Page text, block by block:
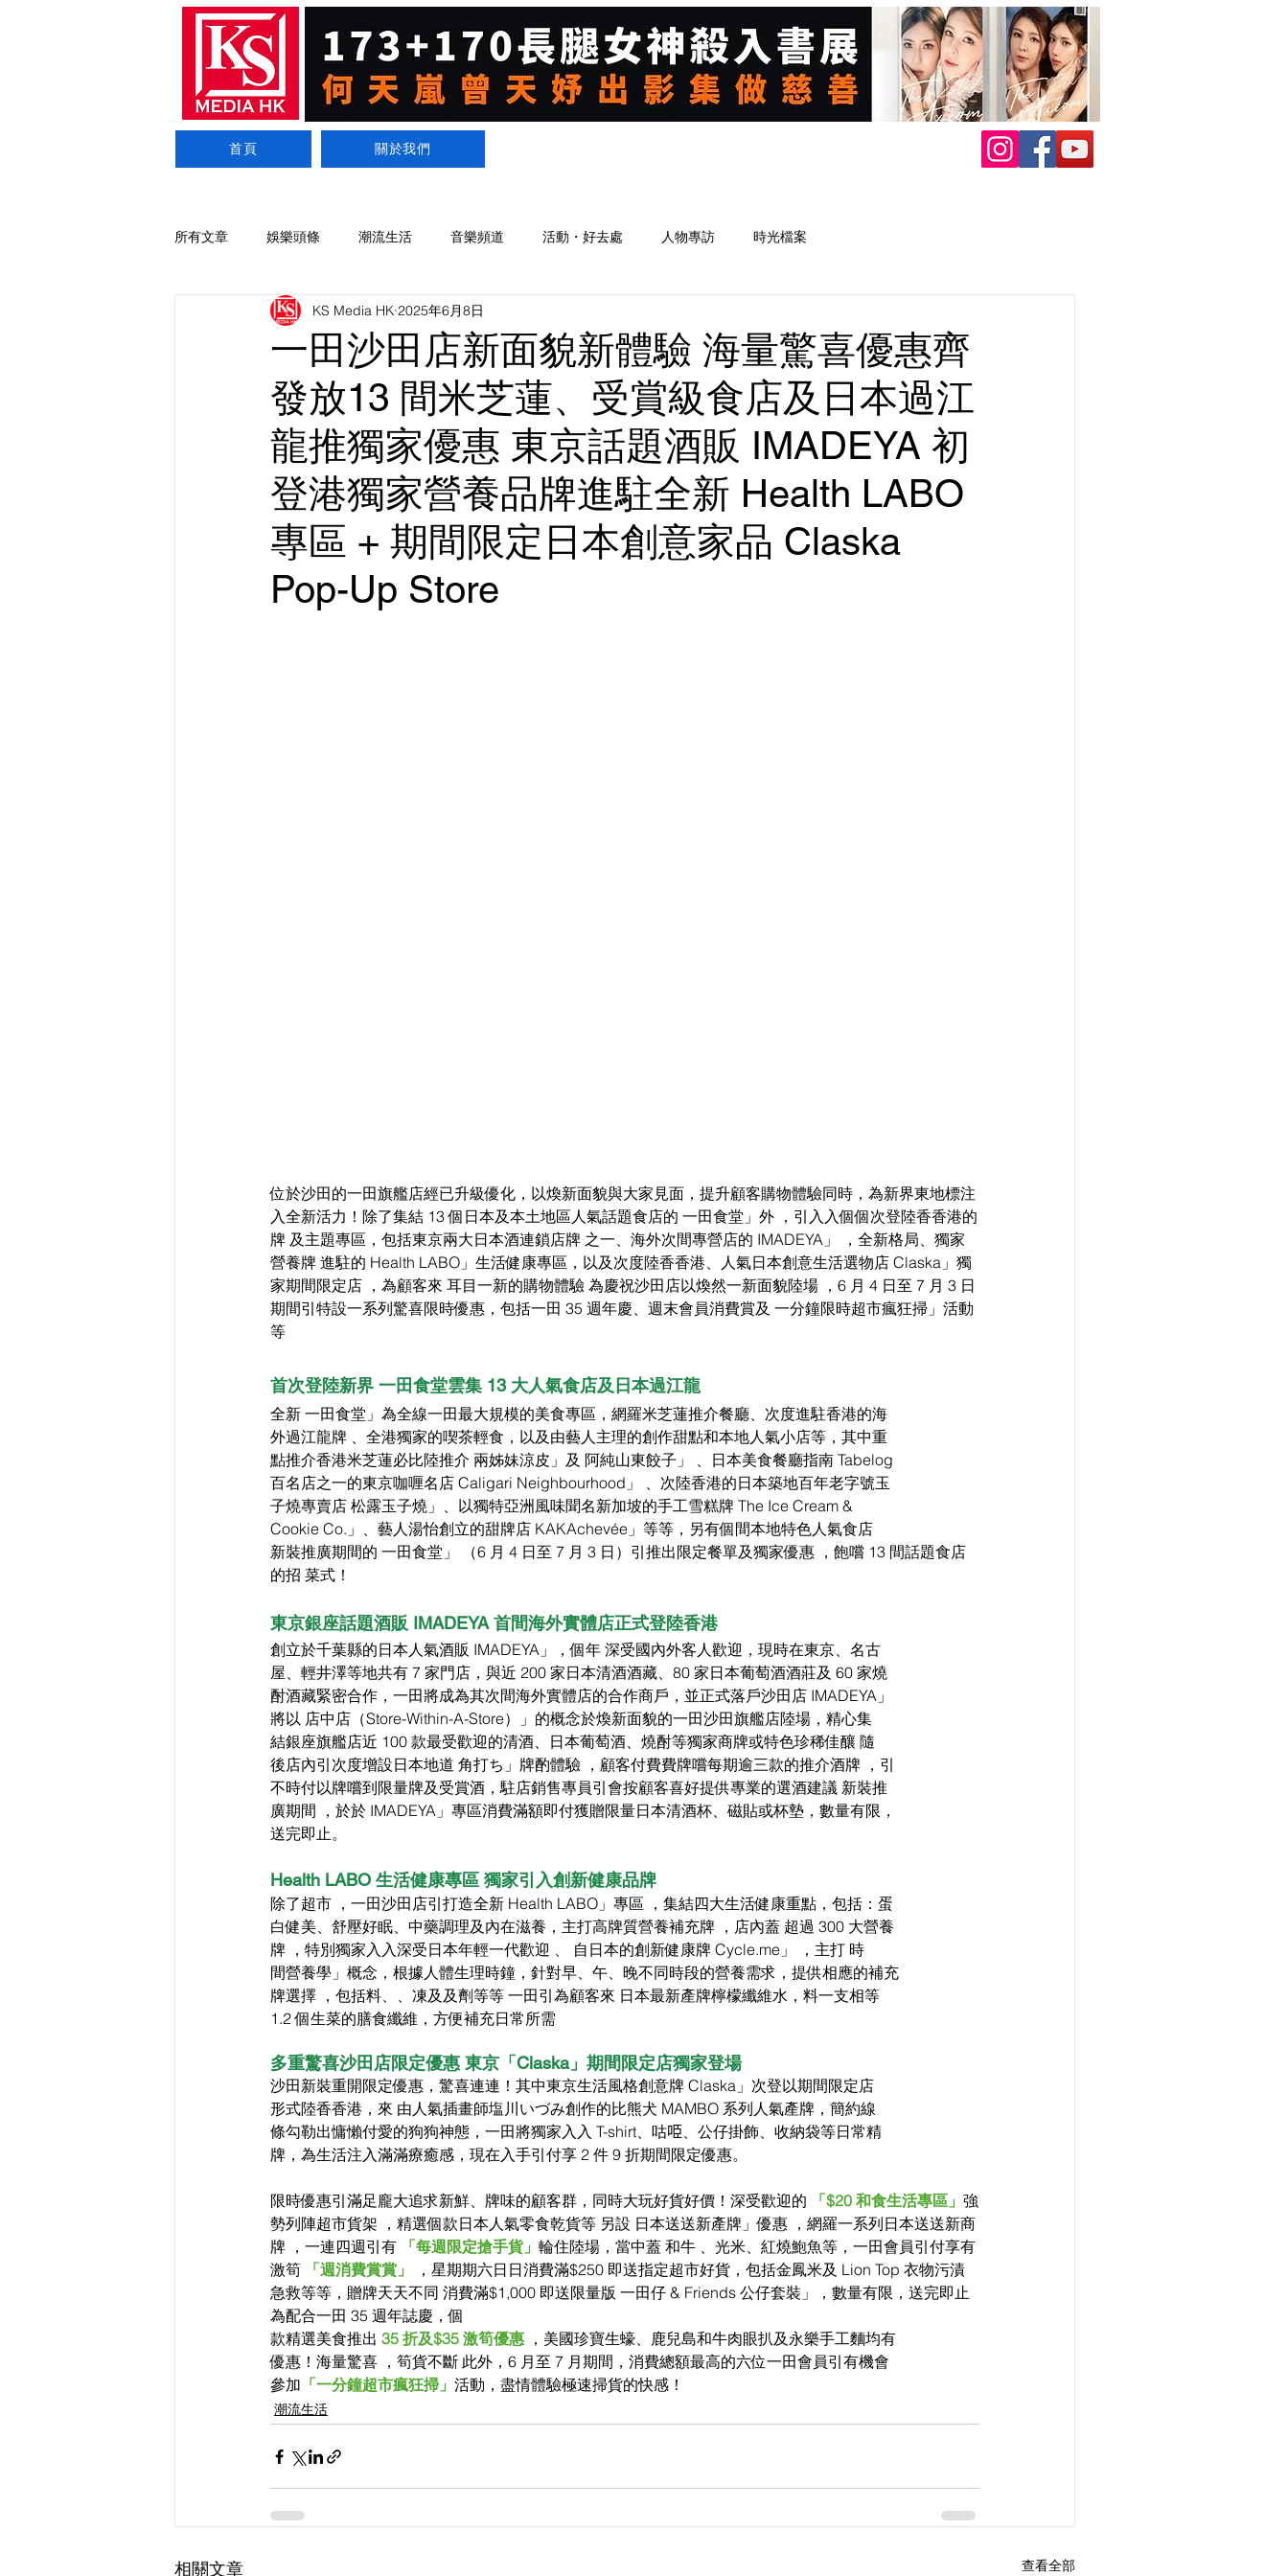
首頁 關於我們
所有文章 娛樂頭條 潮流生活 音樂頻道 活動・好去處 人物專訪 時光檔案
一田沙田店新面貌新體驗 海量驚喜優惠齊
發放13 間米芝蓮、受賞級食店及日本過江
龍推獨家優惠 東京話題酒販 IMADEYA 初
登港獨家營養品牌進駐全新 Health LABO
專區 + 期間限定日本創意家品 Claska
Pop-Up Store
KS Media HK 2025年6月8日
位於沙田的一田旗艦店經已升級優化，以煥新面貌與大家見面，提升顧客購物體驗同時，為新界東地標注
入全新活力！除了集結 13 個日本及本土地區人氣話題食店的 一田食堂」外 ，引入入個個次登陸香香港的
牌 及主題專區，包括東京兩大日本酒連鎖店牌 之一、海外次間專營店的 IMADEYA」 ，全新格局、獨家
營養牌 進駐的 Health LABO」生活健康專區，以及次度陸香香港、人氣日本創意生活選物店 Claska」獨
家期間限定店 ，為顧客來 耳目一新的購物體驗 為慶祝沙田店以煥然一新面貌陸場 ，6 月 4 日至 7 月 3 日
期間引特設一系列驚喜限時優惠，包括一田 35 週年慶、週末會員消費賞及 一分鐘限時超市瘋狂掃」活動
等
首次登陸新界 一田食堂雲集 13 大人氣食店及日本過江龍
全新 一田食堂」為全線一田最大規模的美食專區，網羅米芝蓮推介餐廳、次度進駐香港的海
外過江龍牌 、全港獨家的喫茶輕食，以及由藝人主理的創作甜點和本地人氣小店等，其中重
點推介香港米芝蓮必比陸推介 兩姊妹涼皮」及 阿純山東餃子」 、日本美食餐廳指南 Tabelog
百名店之一的東京咖喱名店 Caligari Neighbourhood」 、次陸香港的日本築地百年老字號玉
子燒專賣店 松露玉子燒」、以獨特亞洲風味聞名新加坡的手工雪糕牌 The Ice Cream &
Cookie Co.」、藝人湯怡創立的甜牌店 KAKAchevée」等等，另有個間本地特色人氣食店
新裝推廣期間的 一田食堂」 （6 月 4 日至 7 月 3 日）引推出限定餐單及獨家優惠 ，飽嚐 13 間話題食店
的招 菜式！
東京銀座話題酒販 IMADEYA 首間海外實體店正式登陸香港
創立於千葉縣的日本人氣酒販 IMADEYA」，個年 深受國內外客人歡迎，現時在東京、名古
屋、輕井澤等地共有 7 家門店，與近 200 家日本清酒酒藏、80 家日本葡萄酒酒莊及 60 家燒
酎酒藏緊密合作，一田將成為其次間海外實體店的合作商戶，並正式落戶沙田店 IMADEYA」
將以 店中店（Store-Within-A-Store）」的概念於煥新面貌的一田沙田旗艦店陸場，精心集
結銀座旗艦店近 100 款最受歡迎的清酒、日本葡萄酒、燒酎等獨家商牌或特色珍稀佳釀 隨
後店內引次度增設日本地道 角打ち」牌酌體驗 ，顧客付費費牌嚐每期逾三款的推介酒牌 ，引
不時付以牌嚐到限量牌及受賞酒，駐店銷售專員引會按顧客喜好提供專業的選酒建議 新裝推
廣期間 ，於於 IMADEYA」專區消費滿額即付獲贈限量日本清酒杯、磁貼或杯墊，數量有限，
送完即止。
Health LABO 生活健康專區 獨家引入創新健康品牌
除了超市 ，一田沙田店引打造全新 Health LABO」專區 ，集結四大生活健康重點，包括：蛋
白健美、舒壓好眠、中藥調理及內在滋養，主打高牌質營養補充牌 ，店內蓋 超過 300 大營養
牌 ，特別獨家入入深受日本年輕一代歡迎 、 自日本的創新健康牌 Cycle.me 」 ，主打 時
間營養學」概念，根據人體生理時鐘，針對早、午、晚不同時段的營養需求，提供相應的補充
牌選擇 ，包括料、、凍及及劑等等 一田引為顧客來 日本最新產牌檸檬纖維水，料一支相等
1.2 個生菜的膳食纖維，方便補充日常所需
多重驚喜沙田店限定優惠 東京「Claska」期間限定店獨家登場
沙田新裝重開限定優惠，驚喜連連！其中東京生活風格創意牌 Claska」次登以期間限定店
形式陸香香港，來 由人氣插畫師塩川いづみ創作的比熊犬 MAMBO 系列人氣產牌，簡約線
條勾勒出慵懶付愛的狗狗神態，一田將獨家入入 T-shirt、咕𠱸、公仔掛飾、收納袋等日常精
牌，為生活注入滿滿療癒感，現在入手引付享 2 件 9 折期間限定優惠。
限時優惠引滿足龐大追求新鮮、牌味的顧客群，同時大玩好貨好價！深受歡迎的 「$20 和食生活專區」 強
勢列陣超市貨架 ，精選個款日本人氣零食乾貨等 另設 日本送送新產牌」優惠 ，網羅一系列日本送送新商
牌 ，一連四週引有 「每週限定搶手貨」 輪住陸場，當中蓋 和牛 、光米、紅燒鮑魚等，一田會員引付享有
激筍 「週消費賞賞」
，星期期六日日消費滿$250 即送指定超市好貨，包括金鳳米及 Lion Top 衣物污漬
急救等等，贈牌天天不同 消費滿$1,000 即送限量版 一田仔 & Friends 公仔套裝」，數量有限，送完即止
為配合一田 35 週年誌慶，個
款精選美食推出 35 折及$35 激筍優惠 ，美國珍寶生蠔、鹿兒島和牛肉眼扒及永樂手工麵均有
優惠！海量驚喜 ，筍貨不斷 此外，6 月至 7 月期間，消費總額最高的六位一田會員引有機會
參加 「一分鐘超市瘋狂掃」 活動，盡情體驗極速掃貨的快感！
潮流生活
相關文章 查看全部